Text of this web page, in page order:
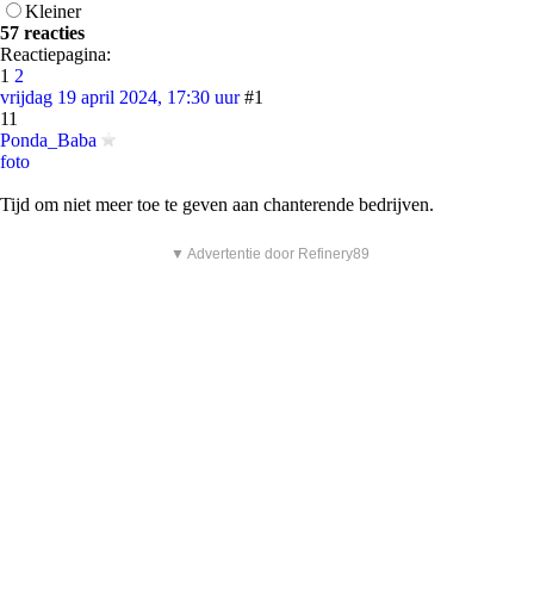
Kleiner
57 reacties
Reactiepagina:
1 2
vrijdag 19 april 2024, 17:30 uur #1
11
Ponda_Baba
foto
Tijd om niet meer toe te geven aan chanterende bedrijven.
▼ Advertentie door Refinery89